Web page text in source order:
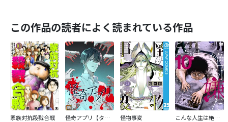
この作品の読者によく読まれている作品
家族対抗殺戮合戦
怪奇アプリ【タテヨミ】
怪物事変
こんな人生は絶対嫌だ